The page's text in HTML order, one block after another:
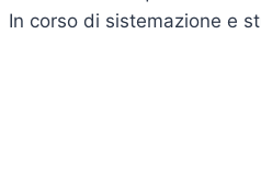
In corso di sistemazione e